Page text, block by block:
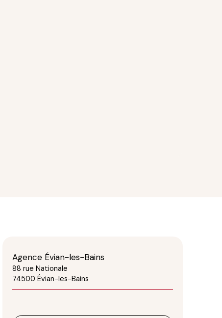
Agence Évian-les-Bains
88 rue Nationale
74500 Évian-les-Bains